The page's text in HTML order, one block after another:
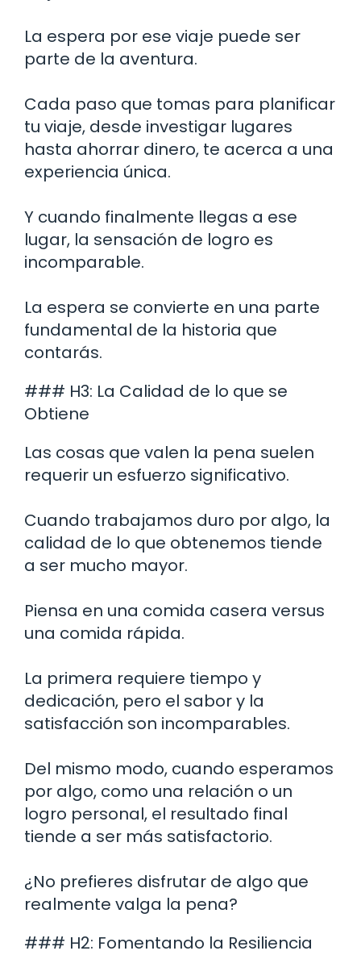
La espera por ese viaje puede ser
parte de la aventura.
Cada paso que tomas para planificar
tu viaje, desde investigar lugares
hasta ahorrar dinero, te acerca a una
experiencia única.
Y cuando finalmente llegas a ese
lugar, la sensación de logro es
incomparable.
La espera se convierte en una parte
fundamental de la historia que
contarás.
### H3: La Calidad de lo que se
Obtiene
Las cosas que valen la pena suelen
requerir un esfuerzo significativo.
Cuando trabajamos duro por algo, la
calidad de lo que obtenemos tiende
a ser mucho mayor.
Piensa en una comida casera versus
una comida rápida.
La primera requiere tiempo y
dedicación, pero el sabor y la
satisfacción son incomparables.
Del mismo modo, cuando esperamos
por algo, como una relación o un
logro personal, el resultado final
tiende a ser más satisfactorio.
¿No prefieres disfrutar de algo que
realmente valga la pena?
### H2: Fomentando la Resiliencia